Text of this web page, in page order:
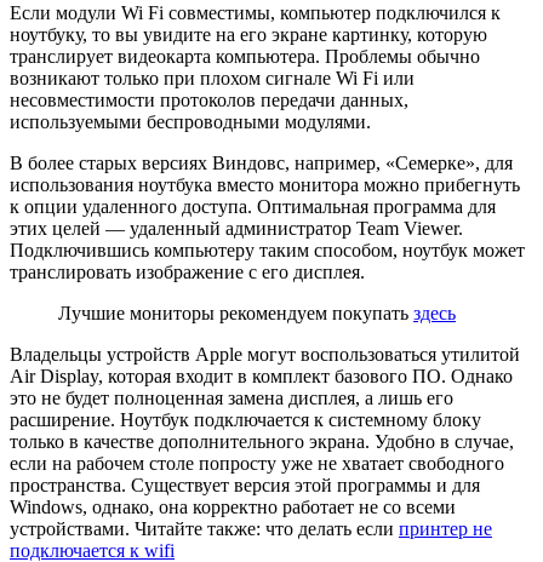
Если модули Wi Fi совместимы, компьютер подключился к
ноутбуку, то вы увидите на его экране картинку, которую
транслирует видеокарта компьютера. Проблемы обычно
возникают только при плохом сигнале Wi Fi или
несовместимости протоколов передачи данных,
используемыми беспроводными модулями.
В более старых версиях Виндовс, например, «Семерке», для
использования ноутбука вместо монитора можно прибегнуть
к опции удаленного доступа. Оптимальная программа для
этих целей — удаленный администратор Team Viewer.
Подключившись компьютеру таким способом, ноутбук может
транслировать изображение с его дисплея.
Лучшие мониторы рекомендуем покупать здесь
Владельцы устройств Apple могут воспользоваться утилитой
Air Display, которая входит в комплект базового ПО. Однако
это не будет полноценная замена дисплея, а лишь его
расширение. Ноутбук подключается к системному блоку
только в качестве дополнительного экрана. Удобно в случае,
если на рабочем столе попросту уже не хватает свободного
пространства. Существует версия этой программы и для
Windows, однако, она корректно работает не со всеми
устройствами. Читайте также: что делать если принтер не
подключается к wifi